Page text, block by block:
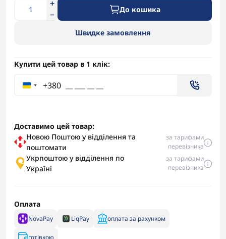
До кошика
Швидке замовлення
Купити цей товар в 1 клік:
+380
Доставимо цей товар:
Новою Поштою у відділення та
поштомати
за тарифами
перевізника
Укрпоштою у відділення по
Україні
за тарифами
перевізника
Оплата
NovaPay LiqPay оплата за рахунком
готівкою